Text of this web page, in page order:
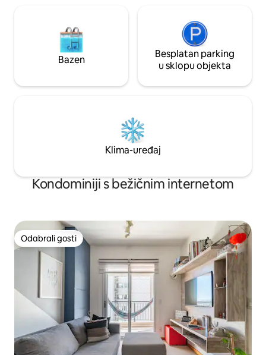
Bazen
Besplatan parking
u sklopu objekta
Klima-uređaj
Kondominiji s bežičnim internetom
Odabrali gosti
Odabrali gosti